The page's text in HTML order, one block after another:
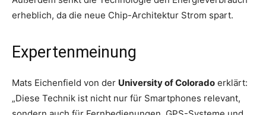
erheblich, da die neue Chip-Architektur Strom spart.
Expertenmeinung
Mats Eichenfield von der University of Colorado erklärt:
„Diese Technik ist nicht nur für Smartphones relevant,